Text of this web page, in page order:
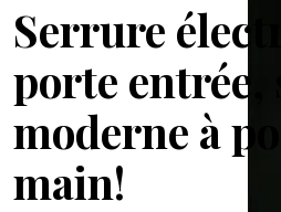
Serrure
porte entrée,
moderne à
main!